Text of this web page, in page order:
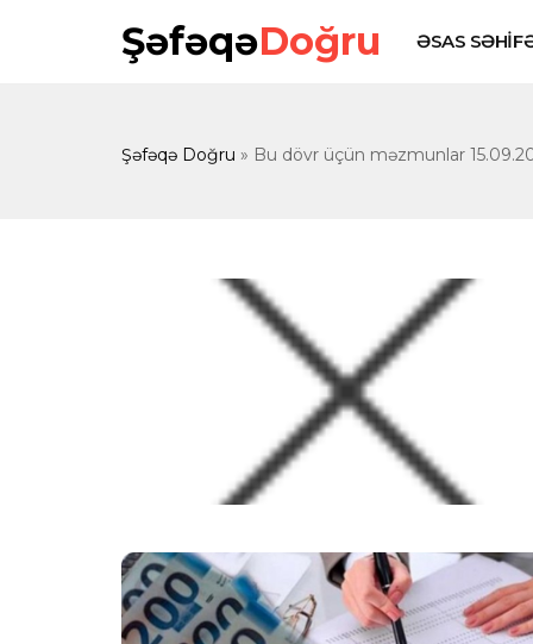
ŞəfəqəDoğru ƏSAS
Şəfəqə Doğru » Bu dövr üçün məzmunlar